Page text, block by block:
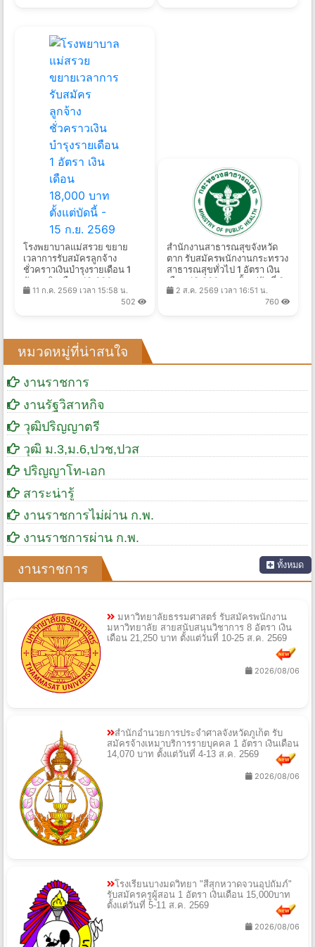
โรงพยาบาลแม่สรวย ขยาย
เวลาการรับสมัครลูกจ้าง
ชั่วคราวเงินบำรุงรายเดือน 1
อัตรา เงินเดือน 18,000 บาท
ตั้งแต่บัดนี้ - 15 ก.ย. 2569
11 ก.ค. 2569 เวลา 15:58 น.
502
สำนักงานสาธารณสุขจังหวัด
ตาก รับสมัครพนักงานกระทรวง
สาธารณสุขทั่วไป 1 อัตรา เงิน
เดือน 18,000บาท ตั้งแต่วันที่ 3-
7 ส.ค. 2569
2 ส.ค. 2569 เวลา 16:51 น.
760
หมวดหมู่ที่น่าสนใจ
งานราชการ
งานรัฐวิสาหกิจ
วุฒิปริญญาตรี
วุฒิ ม.3,ม.6,ปวช,ปวส
ปริญญาโท-เอก
สาระน่ารู้
งานราชการไม่ผ่าน ก.พ.
งานราชการผ่าน ก.พ.
งานราชการ ทั้งหมด
มหาวิทยาลัยธรรมศาสตร์ รับสมัครพนักงาน
มหาวิทยาลัย สายสนับสนุนวิชาการ 8 อัตรา เงิน
เดือน 21,250 บาท ตั้งแต่วันที่ 10-25 ส.ค. 2569
2026/08/06
สำนักอำนวยการประจำศาลจังหวัดภูเก็ต รับ
สมัครจ้างเหมาบริการรายบุคคล 1 อัตรา เงินเดือน
14,070 บาท ตั้งแต่วันที่ 4-13 ส.ค. 2569
2026/08/06
โรงเรียนบางมดวิทยา "สีสุกหวาดจวนอุปถัมภ์"
รับสมัครครูผู้สอน 1 อัตรา เงินเดือน 15,000บาท
ตั้งแต่วันที่ 5-11 ส.ค. 2569
2026/08/06